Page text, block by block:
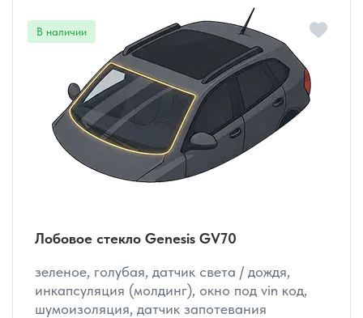
Лобовое стекло Genesis GV70
зеленое, голубая, датчик света / дождя,
инкапсуляция (молдинг), окно под vin код,
шумоизоляция, датчик запотевания